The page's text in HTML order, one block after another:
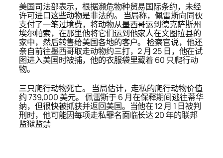
美国司法部表示，根据濒危物种贸易国际条约，未经
许可进口这些动物是非法的。 当局称，佩雷斯向同伙
支付了一笔过境费，将动物从墨西哥运到德克萨斯州
埃尔帕索，在那里他将它们运到他家人在文图拉县的
家中，然后转售给美国各地的客户。 检察官说，他还
亲自前往墨西哥取走动物约三打，2 月 25 日，他在试
图进入美国时被捕，他的衣服袋里藏着 60 只爬行动
物。
三只爬行动物死亡。 当局估计，走私的爬行动物价值
约 739,000 美元。 佩雷斯于 6 月在保释期间逃往蒂华
纳，但很快被抓获并返回美国。当他在 12 月 1 日被判
刑时，他可能因每项走私罪名面临长达 20 年的联邦
监狱监禁